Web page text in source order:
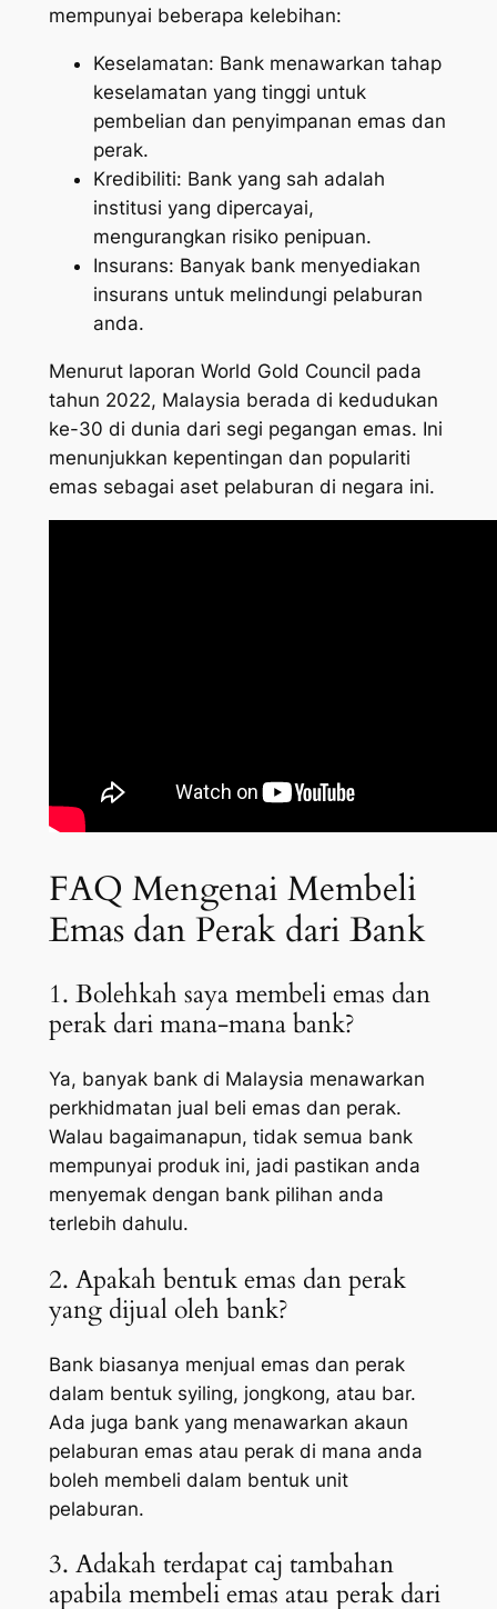
mempunyai beberapa kelebihan:
Keselamatan: Bank menawarkan tahap
keselamatan yang tinggi untuk
pembelian dan penyimpanan emas dan
perak.
Kredibiliti: Bank yang sah adalah
institusi yang dipercayai,
mengurangkan risiko penipuan.
Insurans: Banyak bank menyediakan
insurans untuk melindungi pelaburan
anda.
Menurut laporan World Gold Council pada
tahun 2022, Malaysia berada di kedudukan
ke-30 di dunia dari segi pegangan emas. Ini
menunjukkan kepentingan dan populariti
emas sebagai aset pelaburan di negara ini.
FAQ Mengenai Membeli
Emas dan Perak dari Bank
1. Bolehkah saya membeli emas dan
perak dari mana-mana bank?
Ya, banyak bank di Malaysia menawarkan
perkhidmatan jual beli emas dan perak.
Walau bagaimanapun, tidak semua bank
mempunyai produk ini, jadi pastikan anda
menyemak dengan bank pilihan anda
terlebih dahulu.
2. Apakah bentuk emas dan perak
yang dijual oleh bank?
Bank biasanya menjual emas dan perak
dalam bentuk syiling, jongkong, atau bar.
Ada juga bank yang menawarkan akaun
pelaburan emas atau perak di mana anda
boleh membeli dalam bentuk unit
pelaburan.
3. Adakah terdapat caj tambahan
apabila membeli emas atau perak dari